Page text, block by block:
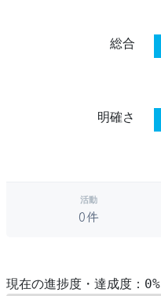
総合
明確さ
活動
0件
現在の進捗度・達成度：0%